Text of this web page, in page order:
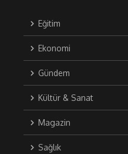
Eğitim
Ekonomi
Gündem
Kültür & Sanat
Magazin
Sağlık